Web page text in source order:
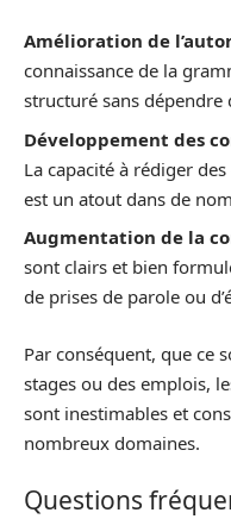
Amélioration de
connaissance de la
structuré sans dépendre
Développement des
La capacité à rédiger
est un atout dans de
Augmentation de la
sont clairs et bien
de prises de parole ou
Par conséquent, que ce
stages ou des emplois,
sont inestimables et
nombreux domaines.
Questions